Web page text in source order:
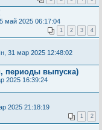
май 2025 06:17:04
1 2 3 4
31 мар 2025 12:48:02
периоды выпуска)
2025 16:39:24
2025 21:18:19
1 2